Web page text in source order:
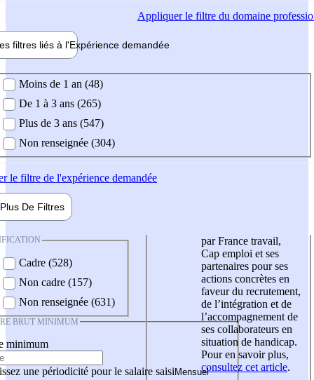
Appliquerle filtre du domaine
filtres liés à l'Expérience demandée
demandée
Moins de 1 an (48)
De 1 à 3 ans (265)
Plus de 3 ans (547)
Non renseignée (304)
le filtre de l'expérience demandée
Plus De Filtres
Cadre (528)
Non cadre (157)
Non renseignée (631)
BRUT MINIMUM
minimum
une périodicité pour le salaire saisi
par France travail,
Cap emploi et ses
partenaires pour ses
actions concrètes en
faveur du recrutement,
de l’intégration et de
l’accompagnement de
ses collaborateurs en
situation de handicap.
Pour en savoir plus,
consultez cet article.